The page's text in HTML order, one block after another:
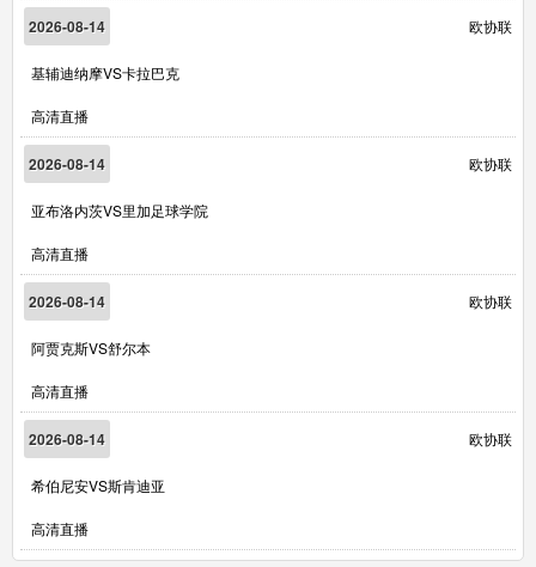
2026-08-14 欧协联
基辅迪纳摩VS卡拉巴克
高清直播
2026-08-14 欧协联
亚布洛内茨VS里加足球学院
高清直播
2026-08-14 欧协联
阿贾克斯VS舒尔本
高清直播
2026-08-14 欧协联
希伯尼安VS斯肯迪亚
高清直播